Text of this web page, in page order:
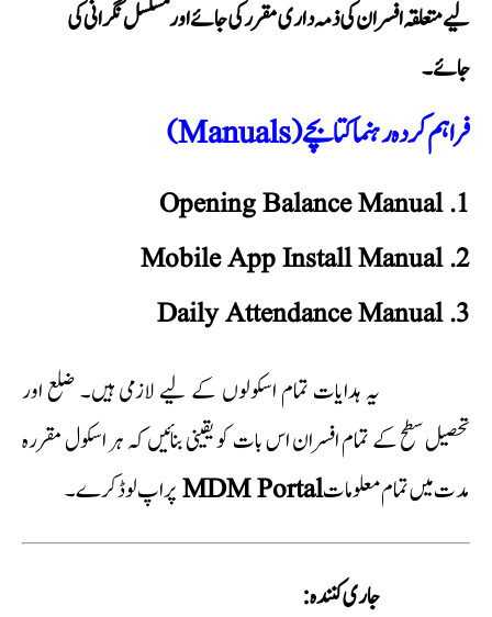
لیے متعلقہ افسران کی ذمہ داری مقرر کی جائے اور مسلسل نگرانی کی
جائے۔
فراہم کردہ رہنما کتابچے (Manuals)
Opening Balance Manual
Mobile App Install Manual
Daily Attendance Manual
یہ ہدایات تمام اسکولوں کے لیے لازمی ہیں۔ ضلع اور
تحصیل سطح کے تمام افسران اس بات کو یقینی بنائیں کہ ہر اسکول مقررہ
مدت میں تمام معلوماتMDM Portalپر اپ لوڈ کرے۔
جاری کنندہ: